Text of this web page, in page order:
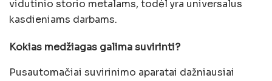
vidutinio storio metalams, todėl yra universalus
kasdieniams darbams.
Kokias medžiagas galima suvirinti?
Pusautomačiai suvirinimo aparatai dažniausiai